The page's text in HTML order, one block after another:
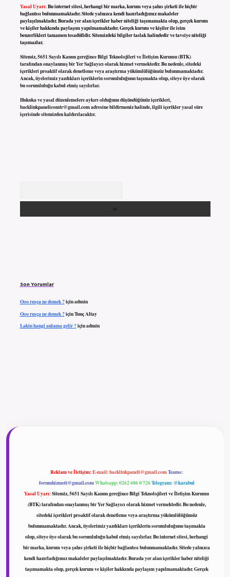
Yasal Uyarı:Bu internet sitesi, herhangi bir marka, kurum veya şahıs şirketi ile hiçbir
bağlantısı bulunmamaktadır. Sitede yalnızca kendi hazırladığımız makaleler
paylaşılmaktadır. Burada yer alan içerikler haber niteliği taşımamakta olup, gerçek kurum
ve kişiler hakkında paylaşım yapılmamaktadır. Gerçek kurum ve kişiler ile isim
benzerlikleri tamamen tesadüfidir. Sitemizdeki bilgiler taslak halindedir ve tavsiye niteliği
taşımazlar.
Sitemiz, 5651 Sayılı Kanun gereğince Bilgi Teknolojileri ve İletişim Kurumu (BTK)
tarafından onaylanmış bir Yer Sağlayıcı olarak hizmet vermektedir. Bu nedenle, sitedeki
içerikleri proaktif olarak denetleme veya araştırma yükümlülüğümüz bulunmamaktadır.
Ancak, üyelerimiz yazdıkları içeriklerin sorumluluğunu taşımakta olup, siteye üye olarak
bu sorumluluğu kabul etmiş sayılırlar.
Hukuka ve yasal düzenlemelere aykırı olduğunu düşündüğünüz içerikleri,
backlinkpanelicomtr@gmail.comadresine bildirmeniz halinde, ilgili içerikler yasal süre
içerisinde sitemizden kaldırılacaktır.
Son Yorumlar
Ooo rusça ne demek ?içinadmin
Ooo rusça ne demek ?içinTunç Altay
Lakin hangi anlama gelir ?içinadmin
Reklam ve İletişim:E-mail:backlinkpaneli@gmail.comTeams:
forumhizmeti@gmail.comWhatsapp: 0262 606 0 726Telegram: @karabul
Yasal Uyarı:Sitemiz, 5651 Sayılı Kanun gereğince Bilgi Teknolojileri ve İletişim Kurumu
(BTK) tarafından onaylanmış bir Yer Sağlayıcı olarak hizmet vermektedir. Bu nedenle,
sitedeki içerikleri proaktif olarak denetleme veya araştırma yükümlülüğümüz
bulunmamaktadır. Ancak, üyelerimiz yazdıkları içeriklerin sorumluluğunu taşımakta
olup, siteye üye olarak bu sorumluluğu kabul etmiş sayılırlar. Bu internet sitesi, herhangi
bir marka, kurum veya şahıs şirketi ile hiçbir bağlantısı bulunmamaktadır. Sitede yalnızca
kendi hazırladığımız makaleler paylaşılmaktadır. Burada yer alan içerikler haber niteliği
taşımamakta olup, gerçek kurum ve kişiler hakkında paylaşım yapılmamaktadır. Gerçek